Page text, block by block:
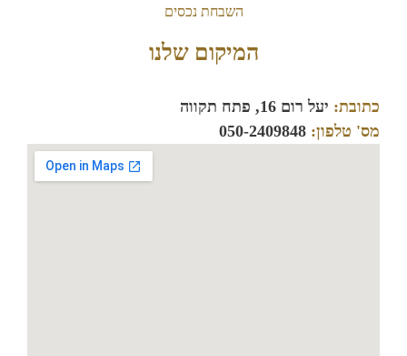
השבחת נכסים
המיקום שלנו
כתובת:יעל רום 16, פתח תקווה
מס' טלפון: 050-2409848